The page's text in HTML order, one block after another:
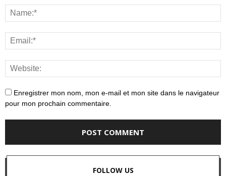
Enregistrer mon nom, mon e-mail et mon site dans le navigateur
pour mon prochain commentaire.
FOLLOW US